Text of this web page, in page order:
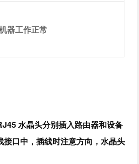
器工作正常
水晶头分别插入路由器和设备
接口中，插线时注意方向，水晶头